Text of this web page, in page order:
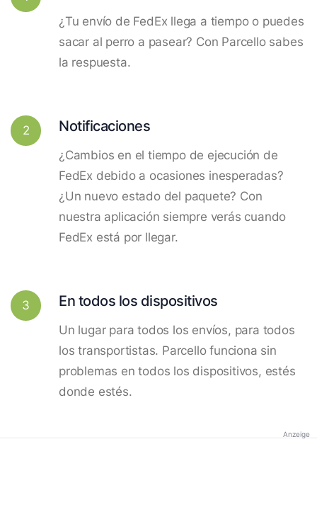
¿Tu envío de FedEx llega a tiempo o puedes
sacar al perro a pasear? Con Parcello sabes
la respuesta.
2 Notificaciones
¿Cambios en el tiempo de ejecución de
FedEx debido a ocasiones inesperadas?
¿Un nuevo estado del paquete? Con
nuestra aplicación siempre verás cuando
FedEx está por llegar.
3 En todos los dispositivos
Un lugar para todos los envíos, para todos
los transportistas. Parcello funciona sin
problemas en todos los dispositivos, estés
donde estés.
Anzeige